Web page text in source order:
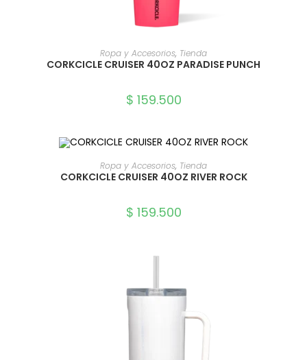
SELECCIONAR OPCIONES
Ropa y Accesorios, Tienda
CORKCICLE CRUISER 40OZ PARADISE PUNCH
$ 159.500
SELECCIONAR OPCIONES
Ropa y Accesorios, Tienda
CORKCICLE CRUISER 40OZ RIVER ROCK
$ 159.500